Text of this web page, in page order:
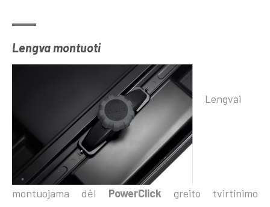
Lengva montuoti
Lengvai
montuojama dėl PowerClick greito tvirtinimo